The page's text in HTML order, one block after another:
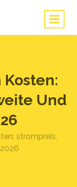
Und
strompreis,